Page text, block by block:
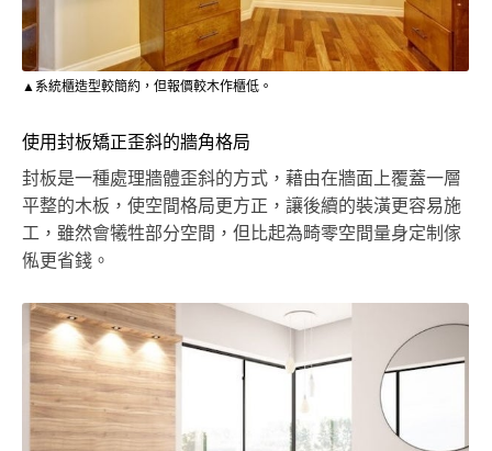
▲系統櫃造型較簡約，但報價較木作櫃低。
使用封板矯正歪斜的牆角格局
封板是一種處理牆體歪斜的方式，藉由在牆面上覆蓋一層
平整的木板，使空間格局更方正，讓後續的裝潢更容易施
工，雖然會犧牲部分空間，但比起為畸零空間量身定制傢
俬更省錢。